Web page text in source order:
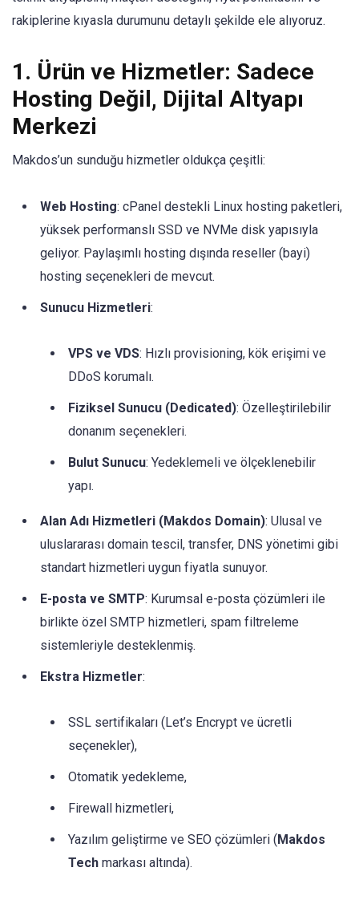
rakiplerine kıyasla durumunu detaylı şekilde ele alıyoruz.
1. Ürün ve Hizmetler: Sadece
Hosting Değil, Dijital Altyapı
Merkezi
Makdos’un sunduğu hizmetler oldukça çeşitli:
Web Hosting: cPanel destekli Linux hosting paketleri,
yüksek performanslı SSD ve NVMe disk yapısıyla
geliyor. Paylaşımlı hosting dışında reseller (bayi)
hosting seçenekleri de mevcut.
Sunucu Hizmetleri:
VPS ve VDS: Hızlı provisioning, kök erişimi ve
DDoS korumalı.
Fiziksel Sunucu (Dedicated): Özelleştirilebilir
donanım seçenekleri.
Bulut Sunucu: Yedeklemeli ve ölçeklenebilir
yapı.
Alan Adı Hizmetleri (Makdos Domain): Ulusal ve
uluslararası domain tescil, transfer, DNS yönetimi gibi
standart hizmetleri uygun fiyatla sunuyor.
E-posta ve SMTP: Kurumsal e-posta çözümleri ile
birlikte özel SMTP hizmetleri, spam filtreleme
sistemleriyle desteklenmiş.
Ekstra Hizmetler:
SSL sertifikaları (Let’s Encrypt ve ücretli
seçenekler),
Otomatik yedekleme,
Firewall hizmetleri,
Yazılım geliştirme ve SEO çözümleri (Makdos
Tech markası altında).